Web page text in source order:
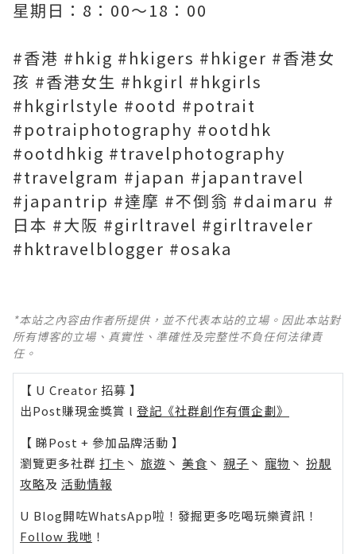
星期日：8：00〜18：00
#香港 #hkig #hkigers #hkiger #香港女
孩 #香港女生 #hkgirl #hkgirls
#hkgirlstyle #ootd #potrait
#potraiphotography #ootdhk
#ootdhkig #travelphotography
#travelgram #japan #japantravel
#japantrip #達摩 #不倒翁 #daimaru #
日本 #大阪 #girltravel #girltraveler
#hktravelblogger #osaka
*本站之內容由作者所提供，並不代表本站的立場。因此本站對
所有博客的立場、真實性、準確性及完整性不負任何法律責
任。
【 U Creator 招募 】
出Post賺現金獎賞 l 登記《社群創作有價企劃》
【 睇Post + 參加品牌活動 】
瀏覽更多社群 打卡 丶 旅遊 丶 美食 丶 親子 丶 寵物 丶 扮靚
攻略及 活動情報
U Blog開咗WhatsApp啦！發掘更多吃喝玩樂資訊！
Follow 我哋 ！